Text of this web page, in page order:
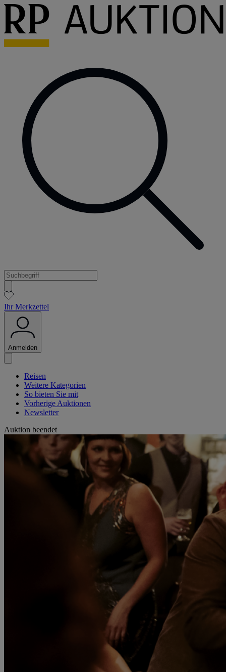
Ihr Merkzettel
Anmelden
Reisen
Weitere Kategorien
So bieten Sie mit
Vorherige Auktionen
Newsletter
Auktion beendet